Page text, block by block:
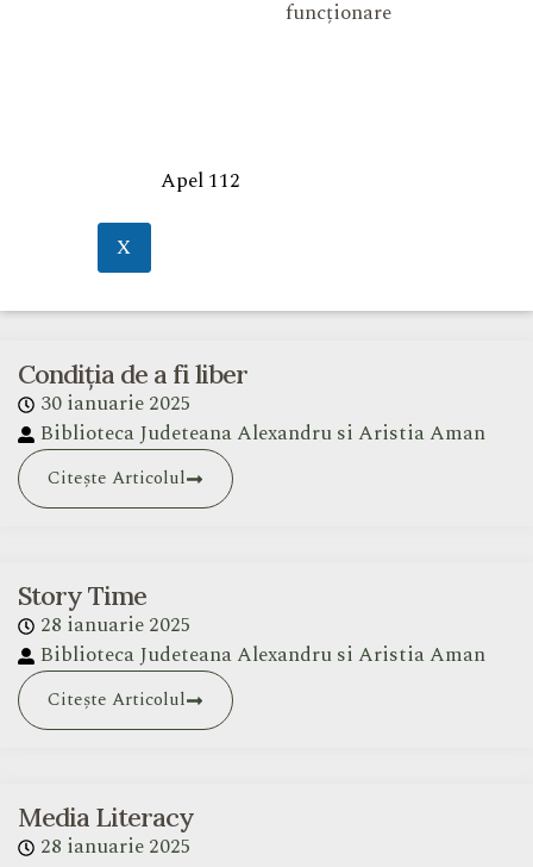
funcționare
Apel 112
X
Condiția de a fi liber
30 ianuarie 2025
Biblioteca Judeteana Alexandru si Aristia Aman
Citește Articolul
Story Time
28 ianuarie 2025
Biblioteca Judeteana Alexandru si Aristia Aman
Citește Articolul
Media Literacy
28 ianuarie 2025